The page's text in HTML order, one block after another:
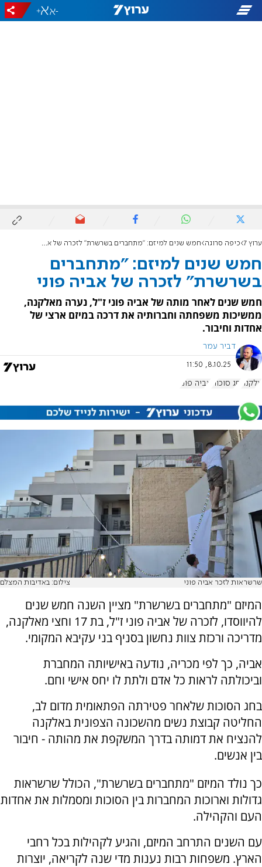
-
+
ערוץ 7 כיפה סרוגה חמש שנים למיזם: "מתחברים בשרשרת" לזכרה של אביה פוני
חמש שנים למיזם: "מתחברים
בשרשרת" לזכרה של אביה פוני
חמש שנים לאחר מותה של אביה פוני ז"ל, נערה מאלקנה,
ממשיכות משפחתה וחברותיה את דרכה במיזם ארצי של
אחדות וחיבור.
דביר עמר
8.10.25, 11:50
אלקנה חג סוכות אביה פוני
שרשראות לזכר אביה פוני צילום: באדיבות המצלם
המיזם "מתחברים בשרשרת" מציין השנה חמש שנים
להיווסדו, לזכרה של אביה פוני ז"ל, בת 17 וחצי מאלקנה,
מדריכה ורכזת צוות נחשון בסניף בני עקיבא המקומי.
אביה, כך לפי מכריה, נודעה באישיותה המחברת
וביכולתה לראות כל אדם ולתת לו יחס אישי וחם.
בחג הסוכות שלאחר פטירתה הפתאומית מדום לב,
החליטה קבוצת נשים מהשכונה הצפונית באלקנה
להנציח את דמותה בדרך המשקפת את מהותה - חיבור
בין אנשים.
כך נולד המיזם "מתחברים בשרשרת", הכולל שרשראות
גדולות וארוכות המחברות בין הסוכות ומסמלות את אחדות
העם והקהילה.
עם השנים התרחב המיזם, והגיע לקהילות בכל רחבי
הארץ. משפחות רבות נענות מדי שנה לקריאה, יוצרות